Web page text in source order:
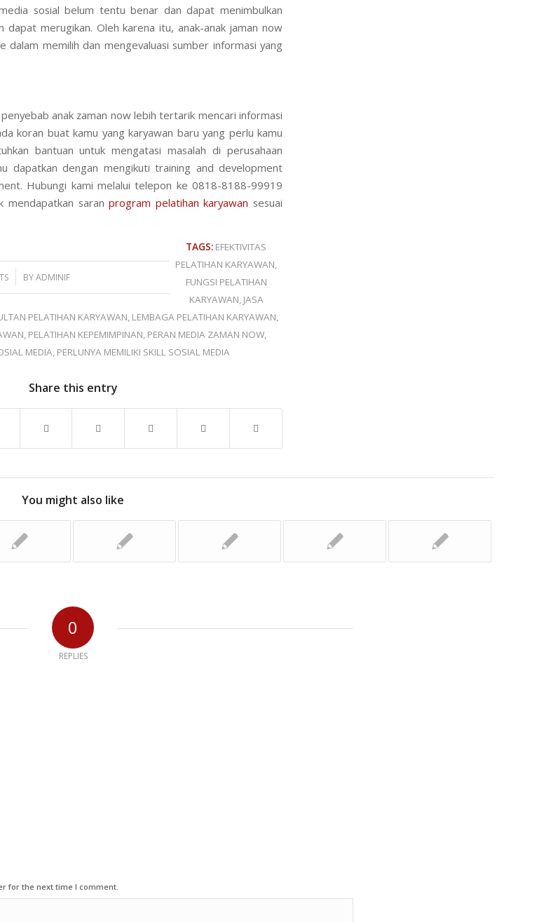
sosial belum tentu benar dan dapat menimbulkan
dapat merugikan. Oleh karena itu, anak-anak jaman now
dalam memilih dan mengevaluasi sumber informasi yang
anak zaman now lebih tertarik mencari informasi
koran buat kamu yang karyawan baru yang perlu kamu
bantuan untuk mengatasi masalah di perusahaan
dapatkan dengan mengikuti training and development
Hubungi kami melalui telepon ke 0818-8188-99919
mendapatkan saranprogram pelatihan karyawan sesuai
BYADMINIF
TAGS: EFEKTIVITAS
PELATIHAN KARYAWAN,
FUNGSI PELATIHAN
KARYAWAN, JASA
PELATIHAN KARYAWAN, LEMBAGA PELATIHAN KARYAWAN,
, PELATIHAN KEPEMIMPINAN, PERAN MEDIA ZAMAN NOW,
MEDIA, PERLUNYA MEMILIKI SKILL SOSIAL MEDIA
Share this entry
You might also like
0
REPLIES
for the next time I comment.